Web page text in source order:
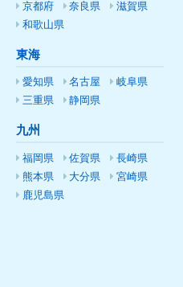
京都府
奈良県
滋賀県
和歌山県
東海
愛知県 名古屋
岐阜県
三重県
静岡県
九州
福岡県 佐賀県
長崎県
熊本県
大分県
宮崎県
鹿児島県